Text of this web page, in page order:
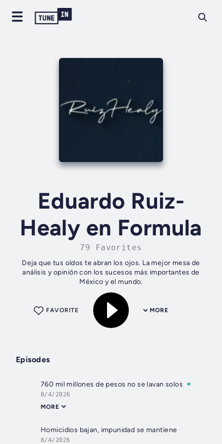
Eduardo Ruiz-
Healy en Formula
79 Favorites
Deja que tus oídos te abran los ojos. La mejor mesa de
análisis y opinión con los sucesos más importantes de
México y el mundo.
MORE
FAVORITE
Episodes
760 mil millones de pesos no se lavan solos
8/4/2026
MORE
Homicidios bajan, impunidad se mantiene
8/4/2026